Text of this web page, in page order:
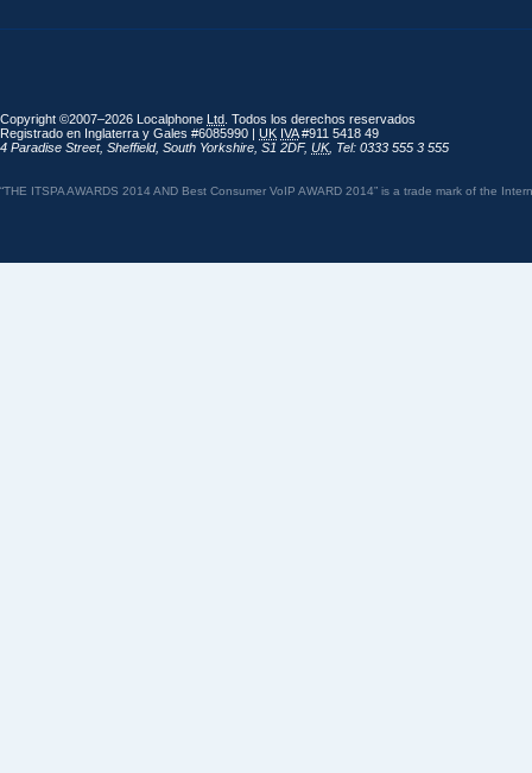
Copyright ©2007–2026 Localphone Ltd . Todos los derechos reservados
Registrado en Inglaterra y Gales #6085990 | UK IVA#911 5418 49
4 Paradise Street, Sheffield, South Yorkshire S1 2DF, UK, Tel: 0333 555 3 555
“THE ITSPA AWARDS 2014 AND Best Consumer VoIP AWARD 2014” is a trade mark of the